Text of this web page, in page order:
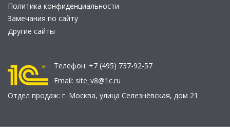
Политика конфиденциальности
Замечания по сайту
Другие сайты
Телефон: +7 (495) 737-92-57
Email: site_v8@1c.ru
Отдел продаж: г. Москва, улица Селезнёвская, дом 21